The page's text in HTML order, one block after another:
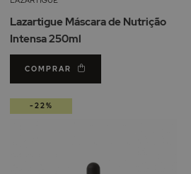
Desejos
Lazartigue Máscara de Nutrição
Intensa 250ml
COMPRAR
-22%